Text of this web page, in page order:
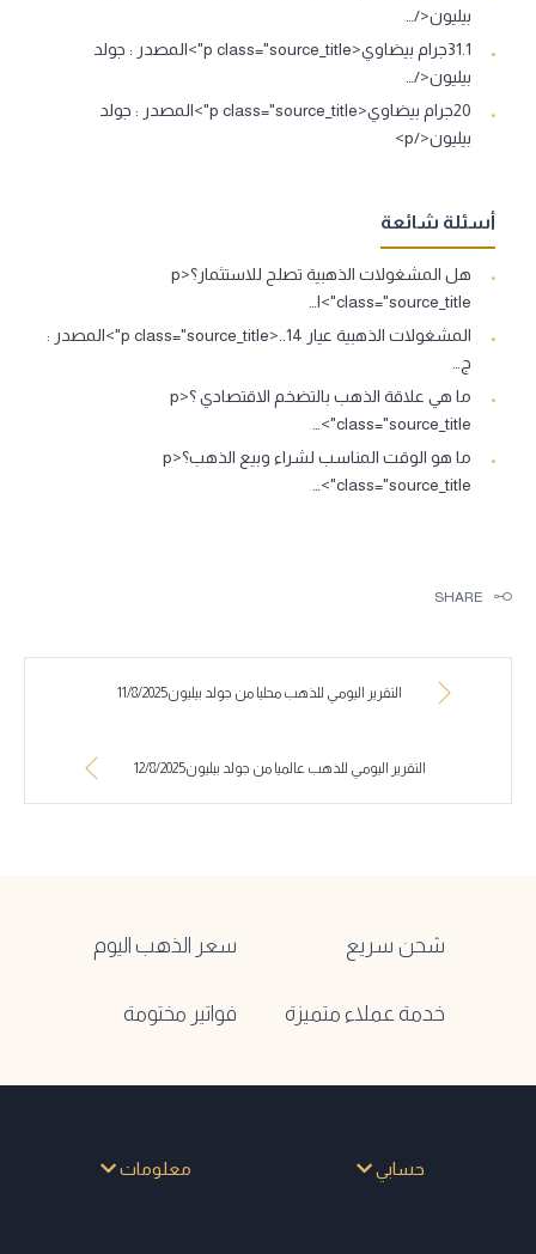
بيليون</…
31.1جرام بيضاوي<p class="source_title">المصدر : جولد
بيليون</…
20جرام بيضاوي<p class="source_title">المصدر : جولد
بيليون</p>
أسئلة شائعة
هل المشغولات الذهبية تصلح للاستثمار؟<p
class="source_title">ا…
المشغولات الذهبية عيار 14..<p class="source_title">المصدر :
ج…
ما هي علاقة الذهب بالتضخم الاقتصادي ؟<p
class="source_title">…
ما هو الوقت المناسب لشراء وبيع الذهب؟<p
class="source_title">…
SHARE
التقرير اليومي للذهب محليا من جولد بيليون11/8/2025
التقرير اليومي للذهب عالميا من جولد بيليون12/8/2025
شحن سريع سعر الذهب اليوم
خدمة عملاء متميزة فواتير مختومة
حسابي معلومات